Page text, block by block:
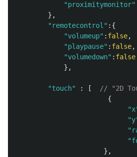
"proximitymonitor"
},
" remotecontrol " :{
"volumeup" : false,
"playpause" : false,
"volumedown" : false
},
"touch" : [
// "2D
{
"x
"y
"
"
},